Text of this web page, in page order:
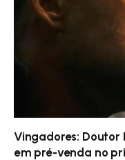
Vingadores: Doutor
em pré-venda no